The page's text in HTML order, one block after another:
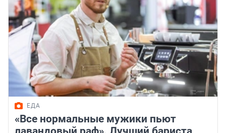
ЕДА
«Все нормальные мужики пьют